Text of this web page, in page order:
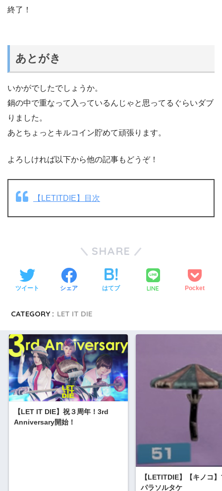
終了！
あとがき
いかがでしたでしょうか。
鍋の中で重なって入っているんじゃと思ってるぐらいダブ
りました。
あとちょっとキルコイン貯めて頑張ります。
よろしければ以下から他の記事もどうぞ！
【LETITDIE】目次
SHARE
ツイート シェア はてブ LINE Pocket
CATEGORY : LET IT DIE
【LET IT DIE】祝３周年！3rd
Anniversary開始！
【LETITDIE】【キノコ
パラソルタケ